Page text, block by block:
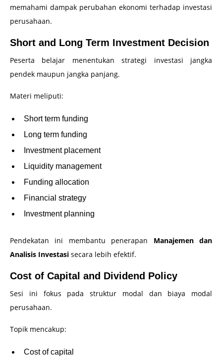
memahami dampak perubahan ekonomi terhadap investasi
perusahaan.
Short and Long Term Investment Decision
Peserta belajar menentukan strategi investasi jangka
pendek maupun jangka panjang.
Materi meliputi:
Short term funding
Long term funding
Investment placement
Liquidity management
Funding allocation
Financial strategy
Investment planning
Pendekatan ini membantu penerapan Manajemen dan
Analisis Investasi secara lebih efektif.
Cost of Capital and Dividend Policy
Sesi ini fokus pada struktur modal dan biaya modal
perusahaan.
Topik mencakup:
Cost of capital